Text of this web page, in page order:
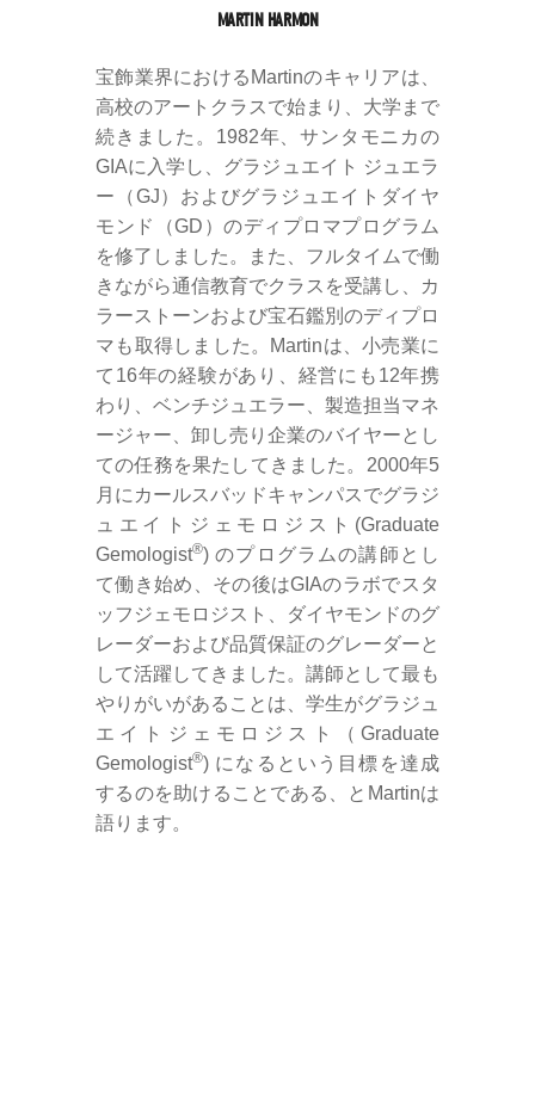
MARTIN HARMON
宝飾業界におけるMartinのキャリアは、
高校のアートクラスで始まり、大学まで
続きました。1982年、サンタモニカの
GIAに入学し、グラジュエイト ジュエラ
ー（GJ）およびグラジュエイトダイヤ
モンド（GD）のディプロマプログラム
を修了しました。また、フルタイムで働
きながら通信教育でクラスを受講し、カ
ラーストーンおよび宝石鑑別のディプロ
マも取得しました。Martinは、小売業に
て16年の経験があり、経営にも12年携
わり、ベンチジュエラー、製造担当マネ
ージャー、卸し売り企業のバイヤーとし
ての任務を果たしてきました。2000年5
月にカールスバッドキャンパスでグラジ
ュエイトジェモロジスト(Graduate
Gemologist®) のプログラムの講師とし
て働き始め、その後はGIAのラボでスタ
ッフジェモロジスト、ダイヤモンドのグ
レーダーおよび品質保証のグレーダーと
して活躍してきました。講師として最も
やりがいがあることは、学生がグラジュ
エイトジェモロジスト（Graduate
Gemologist®) になるという目標を達成
するのを助けることである、とMartinは
語ります。